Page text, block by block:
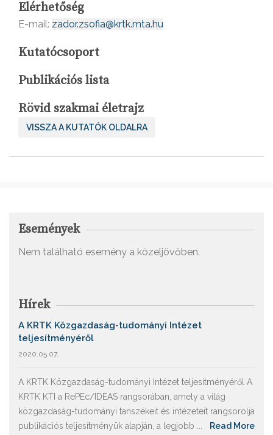
Elérhetőség
E-mail: zador.zsofia@krtk.mta.hu
Kutatócsoport
Publikációs lista
Rövid szakmai életrajz
VISSZA A KUTATÓK OLDALRA
Események
Nem található esemény a közeljövőben.
Hírek
A KRTK Közgazdaság-tudományi Intézet
teljesítményéről
2020.05.07.
A KRTK Közgazdaság-tudományi Intézet teljesítményéről A
KRTK KTI a RePEc/IDEAS rangsorában, amely a világ
közgazdaság-tudományi tanszékeit és intézeteit rangsorolja
publikációs teljesítményük alapján, a legjobb ...
Read More